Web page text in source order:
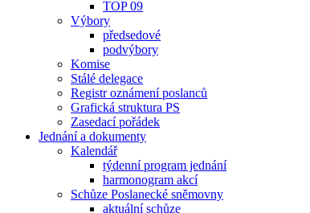
TOP 09
Výbory
předsedové
podvýbory
Komise
Stálé delegace
Registr oznámení poslanců
Grafická struktura PS
Zasedací pořádek
Jednání a dokumenty
Kalendář
týdenní program jednání
harmonogram akcí
Schůze Poslanecké sněmovny
aktuální schůze